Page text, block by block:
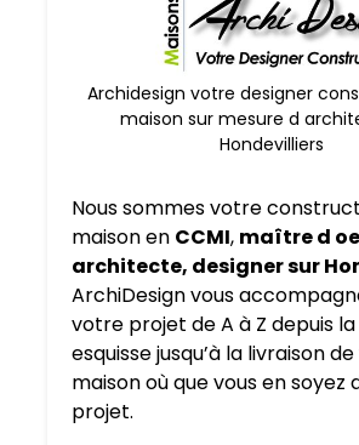
Archidesign votre designer
maison sur mesure d
Hondevilliers
Nous sommes votre
maison en CCMI, maître d
architecte, designer sur
ArchiDesign vous
votre projet de A à Z depuis
esquisse jusqu’à la livraison
maison où que vous en soyez
projet.